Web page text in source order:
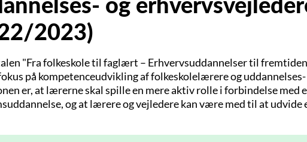
2023)
"Fra folkeskole til faglært – Erhvervsuddannelser til
på kompetenceudvikling af folkeskolelærere og
er, at lærerne skal spille en mere aktiv rolle i forbindelse med
og at lærere og vejledere kan være med til at udvide